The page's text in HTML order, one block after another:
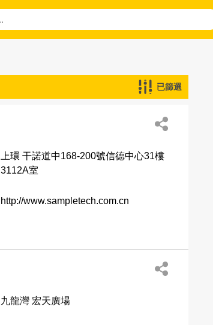
已篩選
上環 干諾道中168-200號信德中心31樓
3112A室
http://www.sampletech.com.cn
九龍灣 宏天廣場